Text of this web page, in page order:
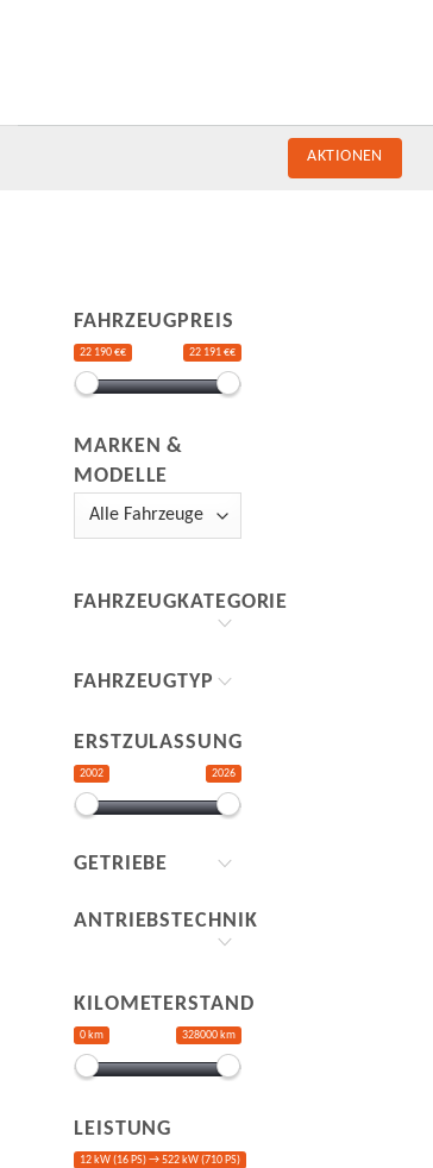
AKTIONEN
FAHRZEUGPREIS
22 190 €€ 22 191 €€
MARKEN &
MODELLE
FAHRZEUGKATEGORIE
FAHRZEUGTYP
ERSTZULASSUNG
2002 2026
GETRIEBE
ANTRIEBSTECHNIK
KILOMETERSTAND
0 km 328000 km
LEISTUNG
12 kW (16 PS) →522 kW (710 PS)